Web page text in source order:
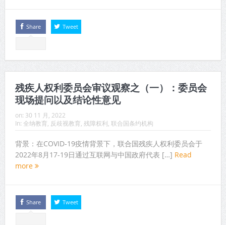
Share Tweet
残疾人权利委员会审议观察之（一）：委员会
现场提问以及结论性意见
on: 30 11 月, 2022
In: 全纳教育 反歧视教育 残障权利 联合国条约机构
背景：在COVID-19疫情背景下，联合国残疾人权利委员会于
2022年8月17-19日通过互联网与中国政府代表 […] Read
more
Share Tweet